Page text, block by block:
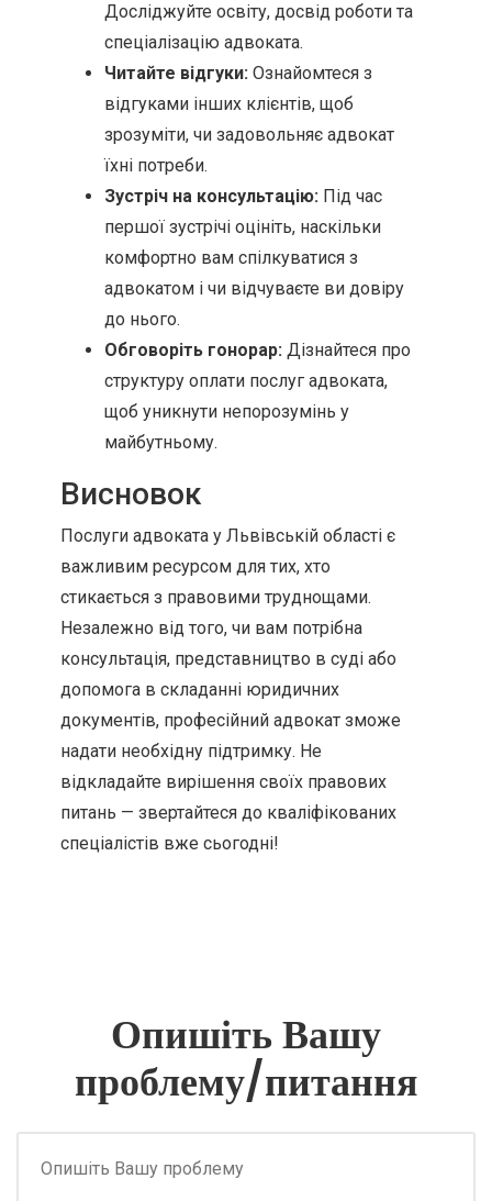
Досліджуйте освіту, досвід роботи та
спеціалізацію адвоката.
Читайте відгуки: Ознайомтеся з
відгуками інших клієнтів, щоб
зрозуміти, чи задовольняє адвокат
їхні потреби.
Зустріч на консультацію: Під час
першої зустрічі оцініть, наскільки
комфортно вам спілкуватися з
адвокатом і чи відчуваєте ви довіру
до нього.
Обговоріть гонорар: Дізнайтеся про
структуру оплати послуг адвоката,
щоб уникнути непорозумінь у
майбутньому.
Висновок
Послуги адвоката у Львівській області є
важливим ресурсом для тих, хто
стикається з правовими труднощами.
Незалежно від того, чи вам потрібна
консультація, представництво в суді або
допомога в складанні юридичних
документів, професійний адвокат зможе
надати необхідну підтримку. Не
відкладайте вирішення своїх правових
питань — звертайтеся до кваліфікованих
спеціалістів вже сьогодні!
Опишіть Вашу
проблему/питання